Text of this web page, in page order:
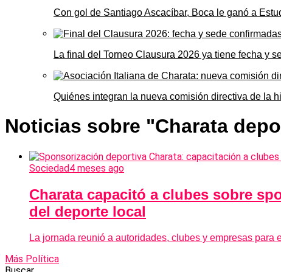
Con gol de Santiago Ascacíbar, Boca le ganó a
La final del Torneo Clausura 2026 ya tiene fecha y
Quiénes integran la nueva comisión directiva de la
Noticias sobre "Charata
Sociedad4 meses ago
Charata capacitó a clubes sobre
del deporte local
La jornada reunió a autoridades, clubes y empresas
Más Política